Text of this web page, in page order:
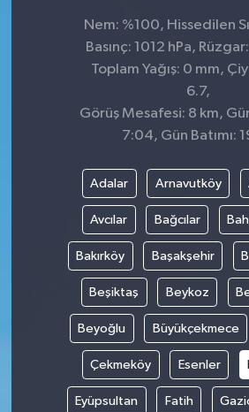
Nem: %100, Hissedilen
Basınç: 1012 hPa,
Toplam Yağış: 0 mm,
6.7,
Görüş Mesafesi: 8 km,
7:04, Gün Batımı:
Adalar Arnavutköy
Avcılar Bağcılar
Bakırköy Başakşehir
Beşiktaş Beykoz
Beyoğlu Büyükçekmece
Çekmeköy Esenler
Eyüpsultan Fatih